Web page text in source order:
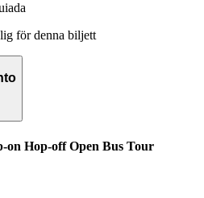
för denna biljett
on Hop-off Open Bus Tour